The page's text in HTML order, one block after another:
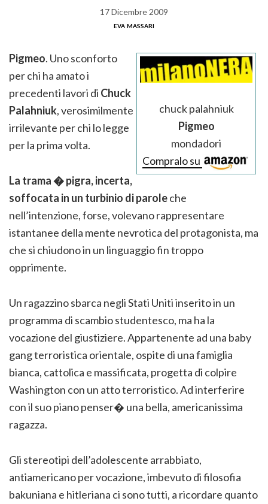
17 Dicembre 2009
eva massari
chuck palahniuk
Pigmeo
mondadori
Compralo su
Pigmeo. Uno sconforto
per chi ha amato i
precedenti lavori di Chuck
Palahniuk, verosimilmente
irrilevante per chi lo legge
per la prima volta.
La trama � pigra, incerta,
soffocata in un turbinio di paroleche
nell’intenzione, forse, volevano rappresentare
istantanee della mente nevrotica del protagonista, ma
che si chiudono in un linguaggio fin troppo
opprimente.
Un ragazzino sbarca negli Stati Uniti inserito in un
programma di scambio studentesco, ma ha la
vocazione del giustiziere. Appartenente ad una baby
gang terroristica orientale, ospite di una famiglia
bianca, cattolica e massificata, progetta di colpire
Washington con un atto terroristico. Ad interferire
con il suo piano penser� una bella, americanissima
ragazza.
Gli stereotipi dell’adolescente arrabbiato,
antiamericano per vocazione, imbevuto di filosofia
bakuniana e hitleriana ci sono tutti, a ricordare quanto